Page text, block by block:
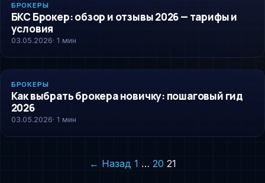
BROKERY
БРОКЕРЫ
БКС Брокер: обзор и отзывы 2026 — тарифы и
условия
03.05.2026· 1 мин
BROKERY
БРОКЕРЫ
Как выбрать брокера новичку: пошаговый гид
2026
03.05.2026· 1 мин
Пагинация
← Назад 1 … 20 21